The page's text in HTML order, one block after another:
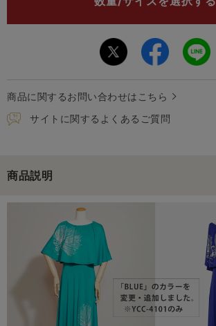
商品に関するお問い合わせはこちら
サイトに関するよくあるご質問
商品説明